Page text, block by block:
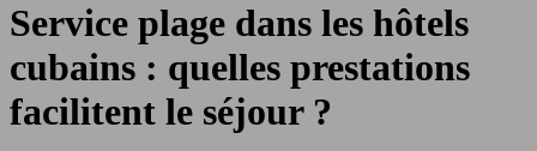
Service plage dans les hôtels
cubains : quelles prestations
facilitent le séjour ?